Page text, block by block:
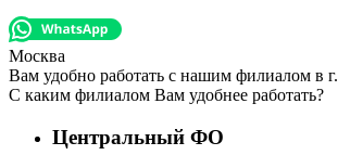
Москва
Вам удобно работать с нашим филиалом в г.
С каким филиалом Вам удобнее работать?
Центральный ФО